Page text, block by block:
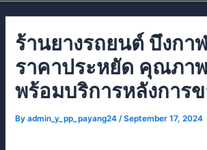
ร้านยางรถยนต์ บึงกา
ราคาประหยัด คุณภา
พร้อมบริการหลังการ
Byadmin_y_pp_payang24/September 17, 2024